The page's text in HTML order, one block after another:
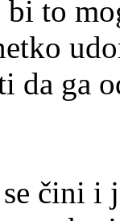
to
da ga
čini i